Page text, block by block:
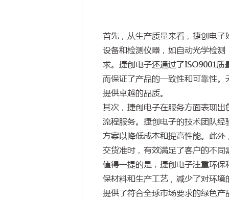
首先，从生产质量来看，捷创电
设备和检测仪器，如自动光学检
求。捷创电子还通过了ISO9001
而保证了产品的一致性和可靠性
提供卓越的品质。
其次，捷创电子在服务方面表现
流程服务。捷创电子的技术团队
方案以降低成本和提高性能。此
交货准时，有效满足了客户的不同
值得一提的是，捷创电子注重环
保材料和生产工艺，减少了对环
提供了符合全球市场要求的绿色产